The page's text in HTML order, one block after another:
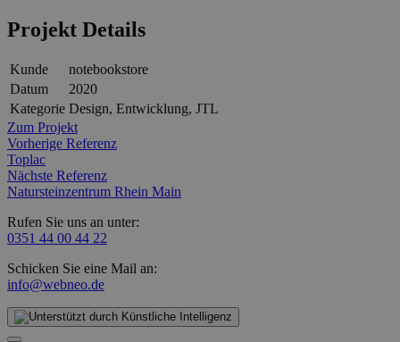
Projekt Details
Kunde
notebookstore
Datum
2020
Kategorie Design, Entwicklung, JTL
Zum Projekt
Vorherige Referenz
Toplac
Nächste Referenz
Natursteinzentrum Rhein Main
Rufen Sie uns an unter:
0351 44 00 44 22
Schicken Sie eine Mail an:
info@webneo.de